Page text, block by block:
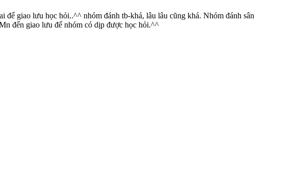
giao lưu học hỏi..^^ nhóm đánh tb-khá, lâu lâu cũng khá. Nhóm đánh sân
đến giao lưu để nhóm có dịp được học hỏi.^^